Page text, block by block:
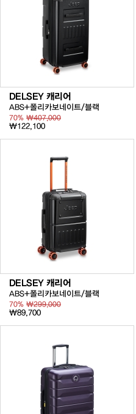
DELSEY 캐리어
ABS+폴리카보네이트/블랙
70% ₩407,000
₩122,100
DELSEY 캐리어
ABS+폴리카보네이트/블랙
70% ₩299,000
₩89,700